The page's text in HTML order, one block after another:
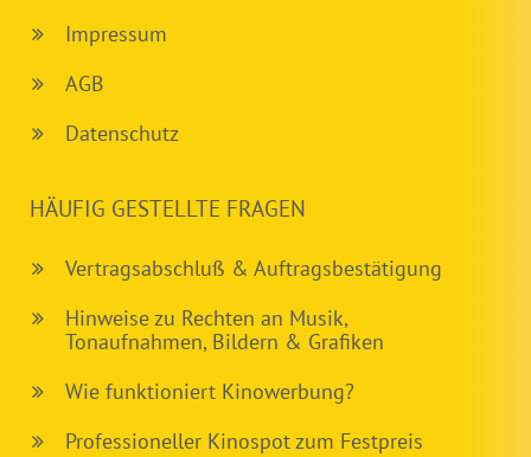
Impressum
AGB
Datenschutz
HÄUFIG GESTELLTE FRAGEN
Vertragsabschluß & Auftragsbestätigung
Hinweise zu Rechten an Musik,
Tonaufnahmen, Bildern & Grafiken
Wie funktioniert Kinowerbung?
Professioneller Kinospot zum Festpreis